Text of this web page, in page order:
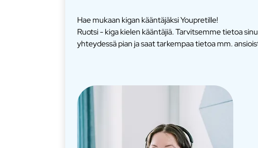
Hae mukaan kigan kääntäjäksi Youpretille!
Ruotsi - kiga kielen kääntäjiä. Tarvitsemme tietoa
yhteydessä pian ja saat tarkempaa tietoa mm.